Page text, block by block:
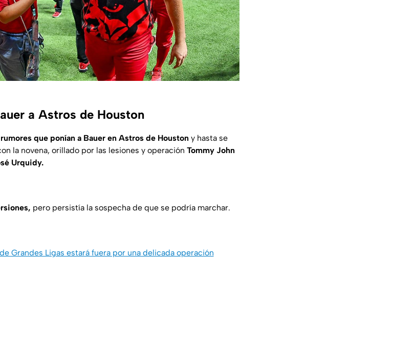
a Astros de Houston
que ponían a Bauer en Astros de Houston y hasta se
la novena, orillado por las lesiones y operación Tommy John
Urquidy.
pero persistía la sospecha de que se podría marchar.
Grandes Ligas estará fuera por una delicada operación